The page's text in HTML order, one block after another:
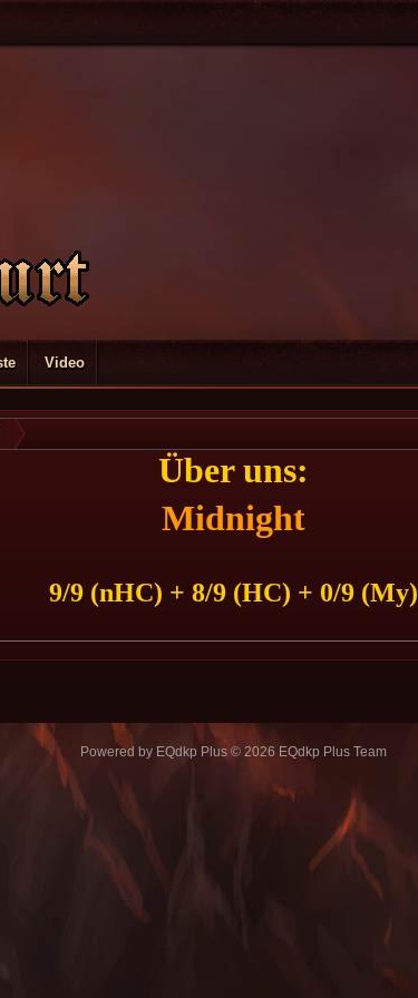
Video
Über uns:
Midnight
9/9 (nHC) + 8/9 (HC) + 0/9 (My)
Powered by EQdkp Plus© 2026 EQdkp Plus Team